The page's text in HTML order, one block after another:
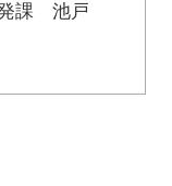
発課 池戸